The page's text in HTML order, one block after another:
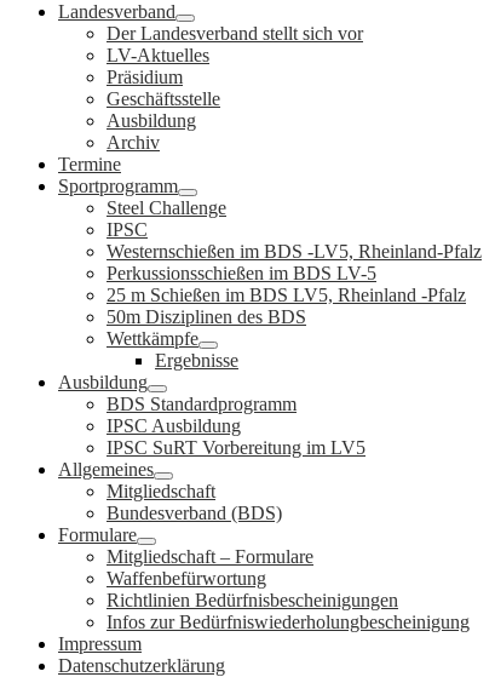
Landesverband
Der Landesverband stellt sich vor
LV-Aktuelles
Präsidium
Geschäftsstelle
Ausbildung
Archiv
Termine
Sportprogramm
Steel Challenge
IPSC
Westernschießen im BDS -LV5, Rheinland-Pfalz
Perkussionsschießen im BDS LV-5
25 m Schießen im BDS LV5, Rheinland -Pfalz
50m Disziplinen des BDS
Wettkämpfe
Ergebnisse
Ausbildung
BDS Standardprogramm
IPSC Ausbildung
IPSC SuRT Vorbereitung im LV5
Allgemeines
Mitgliedschaft
Bundesverband (BDS)
Formulare
Mitgliedschaft – Formulare
Waffenbefürwortung
Richtlinien Bedürfnisbescheinigungen
Infos zur Bedürfniswiederholungbescheinigung
Impressum
Datenschutzerklärung